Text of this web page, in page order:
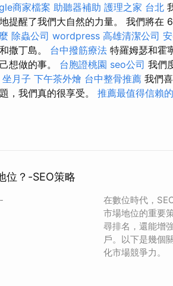
商家檔案 助聽器補助 護理之家 台北
提醒了我們大自然的力量。 我們將在
除蟲公司 wordpress 高雄清潔公司
撒丁島。 台中撥筋療法 特羅姆瑟和霍
想做的事。 台胞證桃園 seo公司 我們
坐月子 下午茶外燴 台中整骨推薦 我們
，我們真的很享受。 推薦最值得信賴
位？-SEO策略
在數位時代，
市場地位的重要
尋排名，還能增
戶。以下是幾個
化市場競爭力。